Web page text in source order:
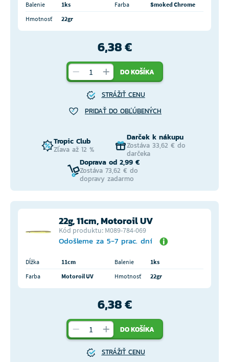
Balenie 1ks Farba
Smoked Chrome
Hmotnosť
22gr
6,38 €
DO KOŠÍKA
STRÁŽIŤ CENU
PRIDAŤ DO OBĽÚBENÝCH
Tropic Club
Zľava až 12 %
Darček k nákupu
Zostáva 33,62 € do
darčeka
Doprava od 2,99 €
Zostáva 73,62 € do
dopravy zadarmo
22g, 11cm, Motoroil UV
Kód produktu: M089-784-069
Odošleme za 5-7 prac. dní
Dĺžka 11cm Balenie
1ks
Farba
Motoroil UV Hmotnosť 22gr
6,38 €
DO KOŠÍKA
STRÁŽIŤ CENU